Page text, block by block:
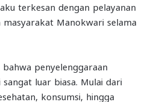
terkesan dengan pelayanan
Manokwari selama
penyelenggaraan
luar biasa. Mulai dari
konsumsi, hingga